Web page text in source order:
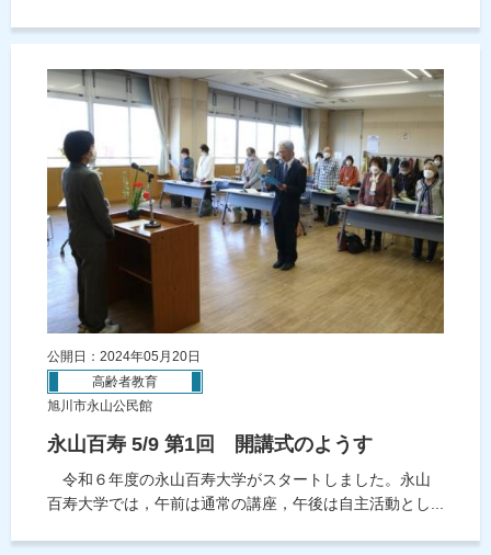
公開日：2024年05月20日
高齢者教育
旭川市永山公民館
永山百寿 5/9 第1回 開講式のようす
令和６年度の永山百寿大学がスタートしました。永山
百寿大学では，午前は通常の講座，午後は自主活動とし...